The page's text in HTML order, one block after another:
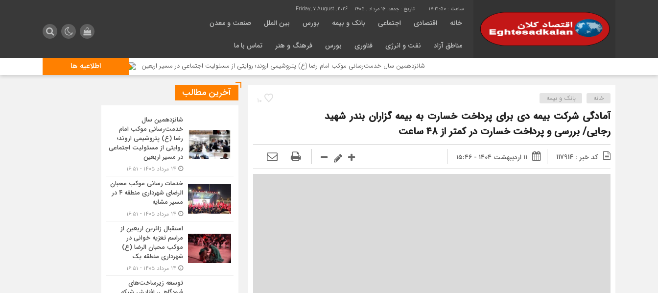
17:21:50 تاریخ : جمعه, ۱۶ مرداد , ۱۴۰۵ Friday, 7 August , 2026
خانه اقتصادی اجتماعی بانک و بیمه بورس بین الملل صنعت و معدن
مناطق آزاد نفت و انرژی فناوری بورس فرهنگ و هنر تماس با ما
اطلاعیه ها شانزدهمین سال خدمت‌رسانی موکب امام رضا (ع) پتروشیمی اروند؛ روایتی از مسئولیت اجتماعی در مسیر اربعین خدمات رسانی موکب محبان الرضای شهرداری منطقه ۴ در مسیر مشایه
10 خانه بانک و بیمه
آمادگی شرکت بیمه دی برای پرداخت خسارت به بیمه گزاران بندر شهید
رجایی/ بررسی و پرداخت خسارت در کمتر از ۴۸ ساعت
کد خبر : 117914 ۱۱ اردیبهشت ۱۴۰۴ - ۱۵:۴۶
آخرین مطالب
شانزدهمین سال
خدمت‌رسانی موکب امام
رضا (ع) پتروشیمی اروند؛
روایتی از مسئولیت اجتماعی
در مسیر اربعین
خدمات رسانی موکب محبان
الرضای شهرداری منطقه ۴ در
مسیر مشایه
استقبال زائرین اربعین از
مراسم تعزیه خوانی در
موکب محبان الرضا (ع)
شهرداری منطقه یک
توسعه زیرساخت‌های